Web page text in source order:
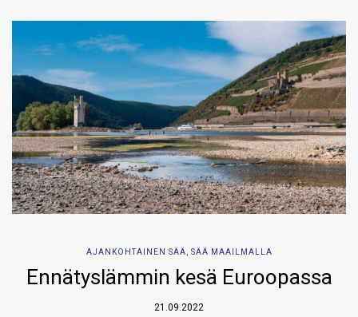
AJANKOHTAINEN SÄÄ SÄÄ MAAILMALLA
Ennätyslämmin kesä Euroopassa
21.09.2022